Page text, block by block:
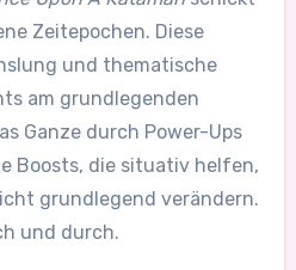
Zeitepochen. Diese
und thematische
am grundlegenden
Ganze durch Power-Ups
Boosts, die situativ helfen,
grundlegend verändern.
und durch.